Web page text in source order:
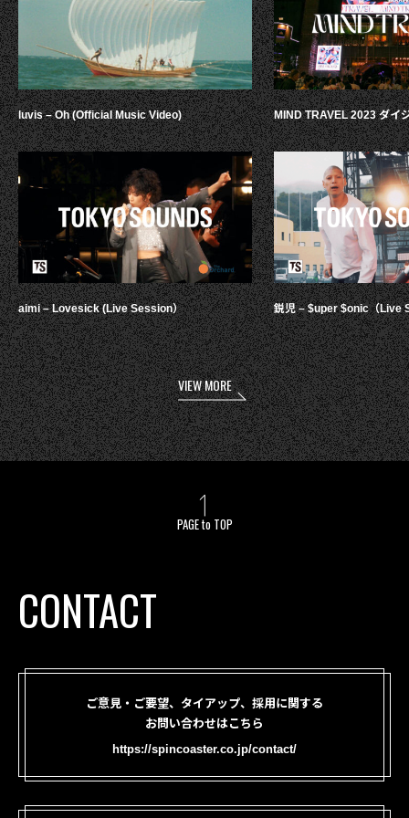
luvis – Oh (Official Music Video)
aimi – Lovesick (Live Session）
MIND TRAVEL 2023 ダイ
鋭児 – $uper $onic（Live
VIEW MORE
PAGE to TOP
CONTACT
ご意見・ご要望、タイアップ、採用に関する
お問い合わせはこちら
https://spincoaster.co.jp/contact/